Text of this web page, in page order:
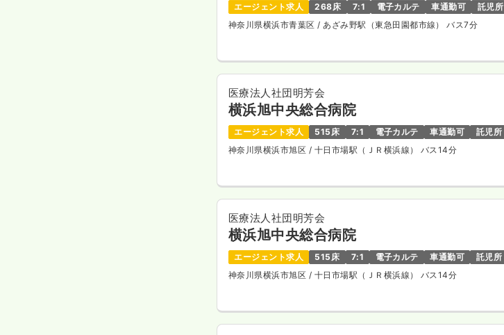
エージェント求人 268床 7:1 電子カルテ 車通勤可 託児所
神奈川県横浜市青葉区/ あざみ野駅（東急田園都市線） バス7分
医療法人社団明芳会
横浜旭中央総合病院
エージェント求人 515床 7:1 電子カルテ 車通勤可 託児所
神奈川県横浜市旭区 / 十日市場駅（ＪＲ横浜線） バス14分
医療法人社団明芳会
横浜旭中央総合病院
エージェント求人 515床 7:1 電子カルテ 車通勤可 託児所
神奈川県横浜市旭区 / 十日市場駅（ＪＲ横浜線） バス14分